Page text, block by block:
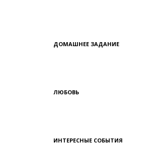
ДОМАШНЕЕ ЗАДАНИЕ
ЛЮБОВЬ
ИНТЕРЕСНЫЕ СОБЫТИЯ